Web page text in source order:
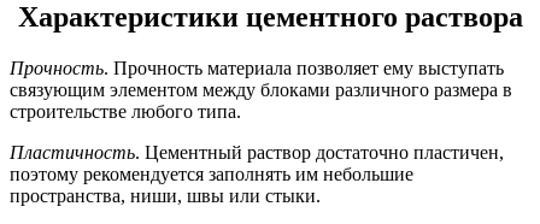
Характеристики цементного раствора
Прочность. Прочность материала позволяет ему выступать
связующим элементом между блоками различного размера в
строительстве любого типа.
Пластичность. Цементный раствор достаточно пластичен,
поэтому рекомендуется заполнять им небольшие
пространства, ниши, швы или стыки.